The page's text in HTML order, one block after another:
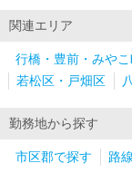
関連エリア
行橋・豊前・みや
若松区・戸畑区
勤務地から探す
市区郡で探す 路